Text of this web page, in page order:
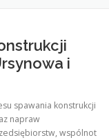
i
spawania konstrukcji
napraw
wspólnot